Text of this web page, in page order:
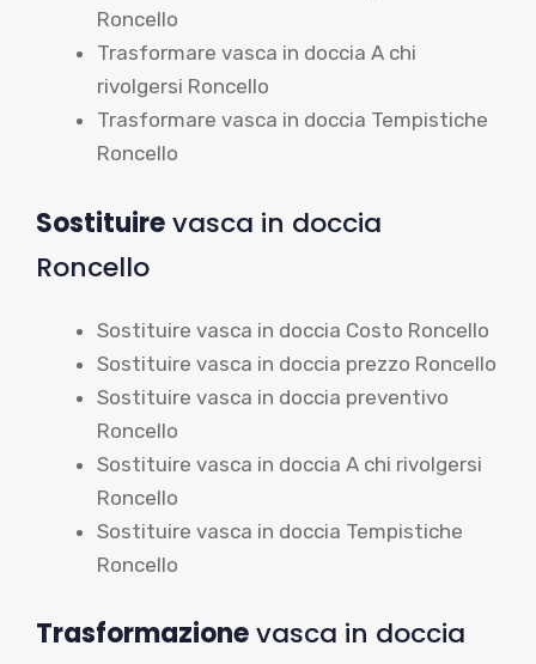
Roncello
Trasformare vasca in doccia A chi
rivolgersi Roncello
Trasformare vasca in doccia Tempistiche
Roncello
Sostituirevasca in doccia
Roncello
Sostituire vasca in doccia Costo Roncello
Sostituire vasca in doccia prezzo Roncello
Sostituire vasca in doccia preventivo
Roncello
Sostituire vasca in doccia A chi rivolgersi
Roncello
Sostituire vasca in doccia Tempistiche
Roncello
Trasformazionevasca in doccia